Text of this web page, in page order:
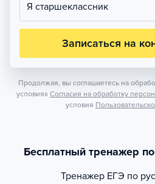
Я старшеклассник
Записаться на
Продолжая, вы соглашаетесь на
условиях Согласия на обработку
условия
Бесплатный тренажер
Тренажер ЕГЭ по